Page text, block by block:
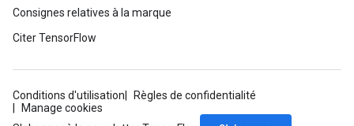
Consignes relatives à la marque
Citer TensorFlow
Conditions d'utilisation
Règles de confidentialité
Manage cookies